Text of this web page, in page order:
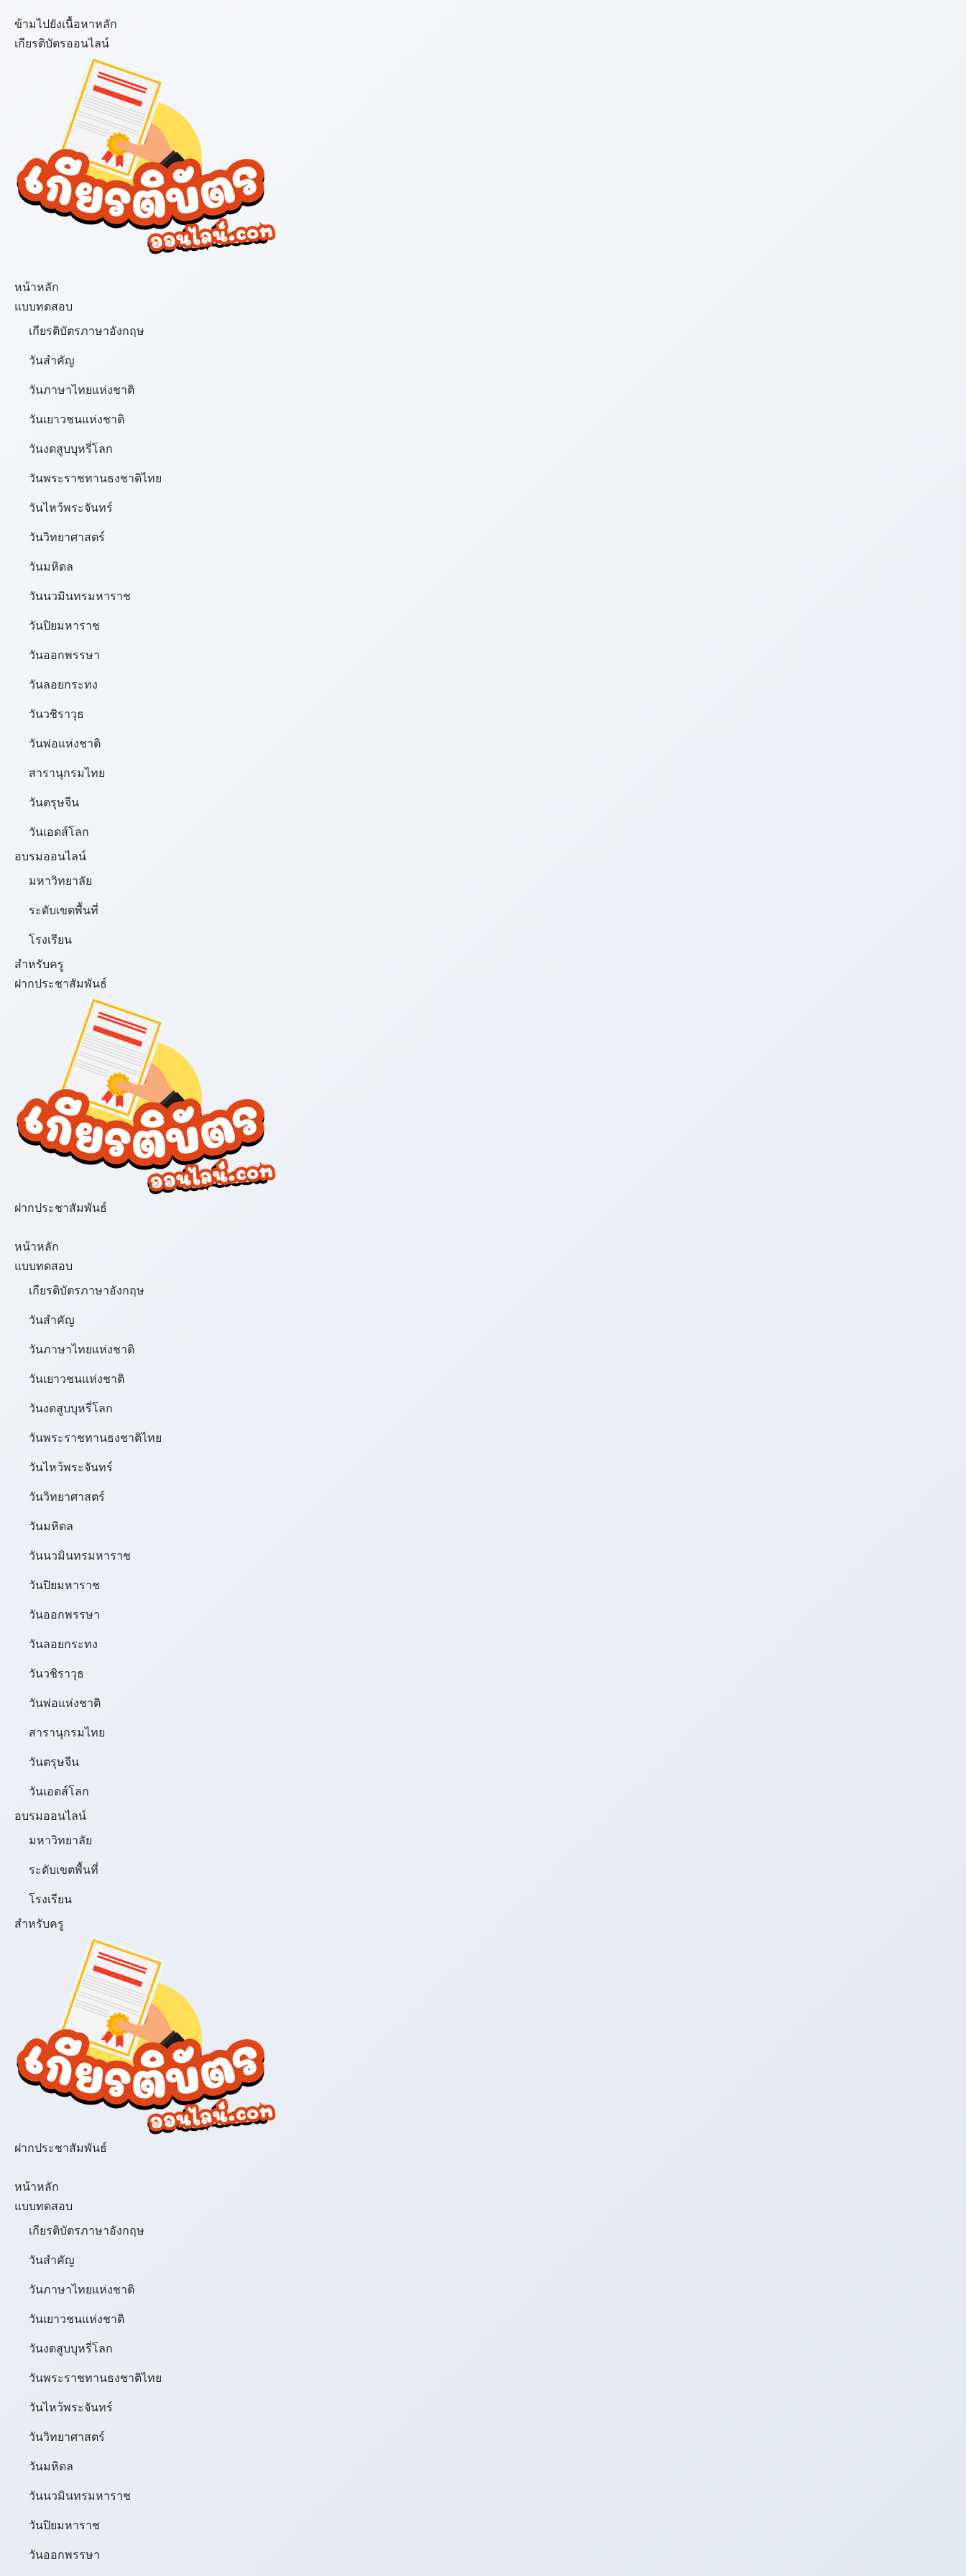
ข้ามไปยังเนื้อหาหลัก
เกียรติบัตรออนไลน์
หน้าหลัก
แบบทดสอบ
เกียรติบัตรภาษาอังกฤษ
วันสำคัญ
วันภาษาไทยแห่งชาติ
วันเยาวชนแห่งชาติ
วันงดสูบบุหรี่โลก
วันพระราชทานธงชาติไทย
วันไหว้พระจันทร์​
วันวิทยาศาสตร์
วันมหิดล
วันนวมินทรมหาราช
วันปิยมหาราช
วันออกพรรษา
วันลอยกระทง
วันวชิราวุธ
วันพ่อแห่งชาติ
สารานุกรมไทย
วันตรุษจีน
วันเอดส์โลก
อบรมออนไลน์
มหาวิทยาลัย
ระดับเขตพื้นที่
โรงเรียน
สำหรับครู
ฝากประชาสัมพันธ์
ฝากประชาสัมพันธ์
หน้าหลัก
แบบทดสอบ
เกียรติบัตรภาษาอังกฤษ
วันสำคัญ
วันภาษาไทยแห่งชาติ
วันเยาวชนแห่งชาติ
วันงดสูบบุหรี่โลก
วันพระราชทานธงชาติไทย
วันไหว้พระจันทร์​
วันวิทยาศาสตร์
วันมหิดล
วันนวมินทรมหาราช
วันปิยมหาราช
วันออกพรรษา
วันลอยกระทง
วันวชิราวุธ
วันพ่อแห่งชาติ
สารานุกรมไทย
วันตรุษจีน
วันเอดส์โลก
อบรมออนไลน์
มหาวิทยาลัย
ระดับเขตพื้นที่
โรงเรียน
สำหรับครู
ฝากประชาสัมพันธ์
หน้าหลัก
แบบทดสอบ
เกียรติบัตรภาษาอังกฤษ
วันสำคัญ
วันภาษาไทยแห่งชาติ
วันเยาวชนแห่งชาติ
วันงดสูบบุหรี่โลก
วันพระราชทานธงชาติไทย
วันไหว้พระจันทร์​
วันวิทยาศาสตร์
วันมหิดล
วันนวมินทรมหาราช
วันปิยมหาราช
วันออกพรรษา